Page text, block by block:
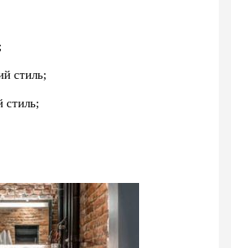
стиль;
стиль;